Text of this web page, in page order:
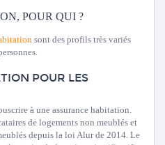
POUR QUI ?
sont des profils très variés
POUR LES
à une assurance habitation.
de logements non meublés et
depuis la loi Alur de 2014. Le